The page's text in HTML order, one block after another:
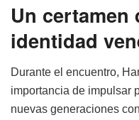
Un certamen
identidad
Durante el encuentro,
importancia de impulsar
nuevas generaciones